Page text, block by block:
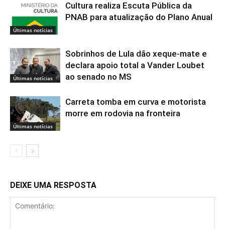
Últimas notícias
Cultura realiza Escuta Pública da
PNAB para atualização do Plano Anual
Últimas notícias
Sobrinhos de Lula dão xeque-mate e
declara apoio total a Vander Loubet
ao senado no MS
Últimas notícias
Carreta tomba em curva e motorista
morre em rodovia na fronteira
DEIXE UMA RESPOSTA